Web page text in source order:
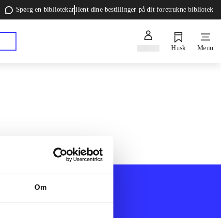
Om
Spørg en bibliotekarHent dine bestillinger på dit foretrukne bibliotek
Husk Menu
Afdelinger